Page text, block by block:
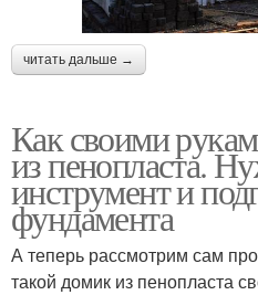
читать дальше →
Как своими
из пенопласта.
инструмент и
фундамента
А теперь рассмотрим сам
такой домик из пенопласта